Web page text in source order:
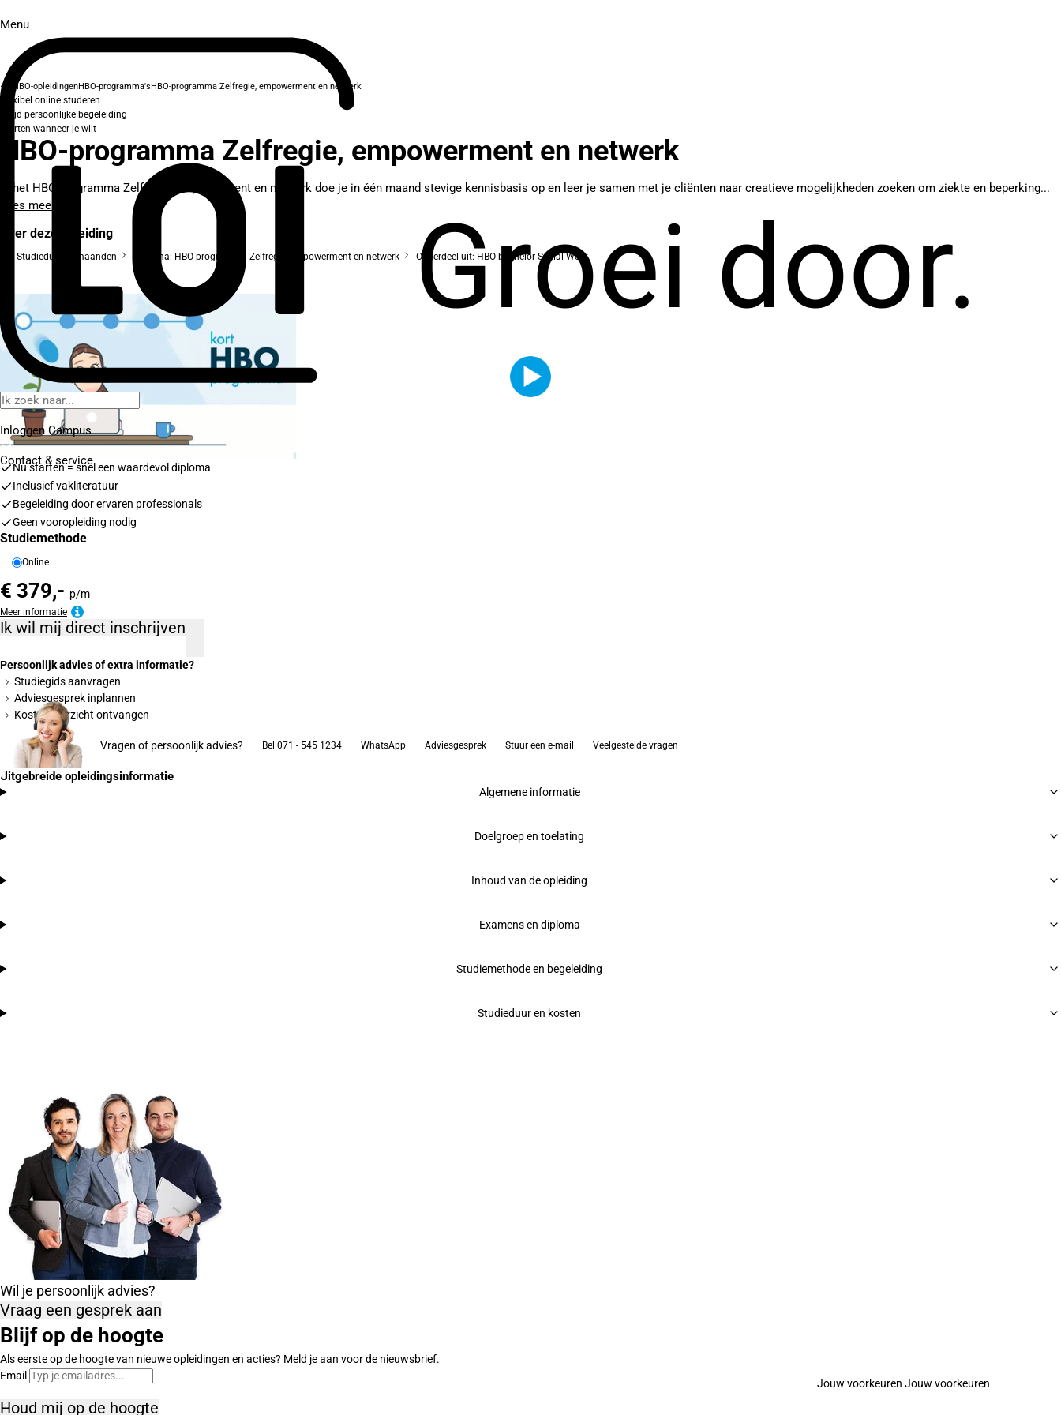
Menu
Groei door.
Inloggen Campus
Contact & service
HBO-opleidingenHBO-programma'sHBO-programma Zelfregie, empowerment en netwerk
Flexibel online studeren
Altijd persoonlijke begeleiding
Starten wanneer je wilt
HBO-programma Zelfregie, empowerment en netwerk
In het HBO-programma Zelfregie, empowerment en netwerk doe je in één maand stevige kennisbasis op en leer je samen met je cliënten naar creatieve mogelijkheden zoeken om ziekte en beperking...
Lees meer
Over deze opleiding
Studieduur: 2 maanden Diploma: HBO-programma Zelfregie, empowerment en netwerk Onderdeel uit: HBO-bachelor Social Work
Nu starten = snel een waardevol diploma
Inclusief vakliteratuur
Begeleiding door ervaren professionals
Geen vooropleiding nodig
Studiemethode
Online
€ 379,- p/m
Meer informatie
Ik wil mij direct inschrijven
Persoonlijk advies of extra informatie?
Studiegids aanvragen
Adviesgesprek inplannen
Kostenoverzicht ontvangen
Vragen of persoonlijk advies? Bel 071 - 545 1234 WhatsApp Adviesgesprek Stuur een e-mail Veelgestelde vragen
Uitgebreide opleidingsinformatie
Algemene informatie
Doelgroep en toelating
Inhoud van de opleiding
Examens en diploma
Studiemethode en begeleiding
Studieduur en kosten
Wil je persoonlijk advies?
Vraag een gesprek aan
Blijf op de hoogte
Als eerste op de hoogte van nieuwe opleidingen en acties? Meld je aan voor de nieuwsbrief.
Email
Jouw voorkeuren
Houd mij op de hoogte